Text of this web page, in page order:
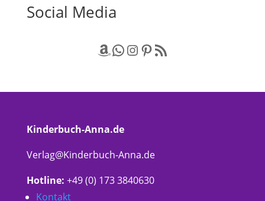
Social Media
Amazon
WhatsApp
Instagram
Pinterest
RSS-Feed
Kinderbuch-Anna.de
Verlag@Kinderbuch-Anna.de
Hotline: +49 (0) 173 3840630
Kontakt